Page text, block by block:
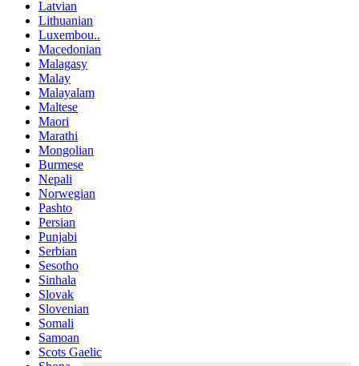
Latvian
Lithuanian
Luxembou..
Macedonian
Malagasy
Malay
Malayalam
Maltese
Maori
Marathi
Mongolian
Burmese
Nepali
Norwegian
Pashto
Persian
Punjabi
Serbian
Sesotho
Sinhala
Slovak
Slovenian
Somali
Samoan
Scots Gaelic